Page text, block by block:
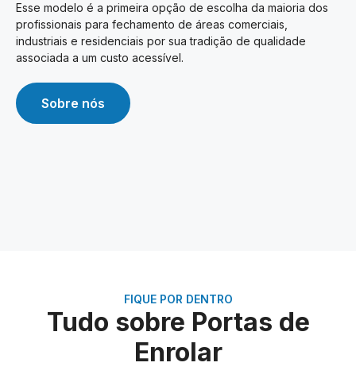
Esse modelo é a primeira opção de escolha da maioria dos
profissionais para fechamento de áreas comerciais,
industriais e residenciais por sua tradição de qualidade
associada a um custo acessível.
Sobre nós
FIQUE POR DENTRO
Tudo sobre Portas de
Enrolar